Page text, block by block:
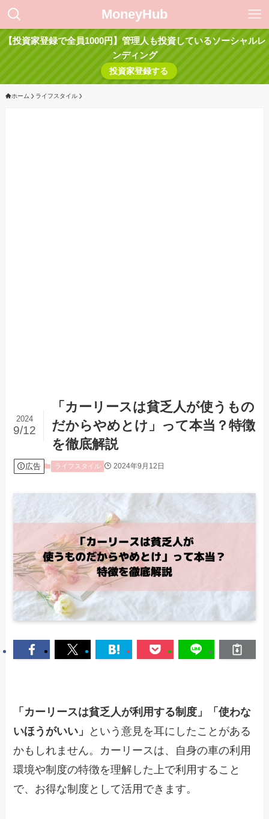
MoneyHub
【投資家登録で全員1000円】管理人も投資しているソーシャルレ
ンディング
投資家登録する
ホーム ライフスタイル
「カーリースは貧乏人が使うもの
だからやめとけ」って本当？特徴
を徹底解説
2024
9/12
広告 ライフスタイル 2024年9月12日
「カーリースは貧乏人が利用する制度」「使わな
いほうがいい」
という意見を耳にしたことがある
かもしれません。カーリースは、自身の車の利用
環境や制度の特徴を理解した上で利用すること
で、お得な制度として活用できます。